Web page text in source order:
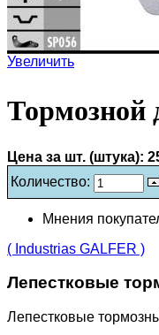
Увеличить
Тормозной
Цена за шт. (штука):
Количество:
Мнения
( Industrias GALFER )
Лепестковые
Лепестковые